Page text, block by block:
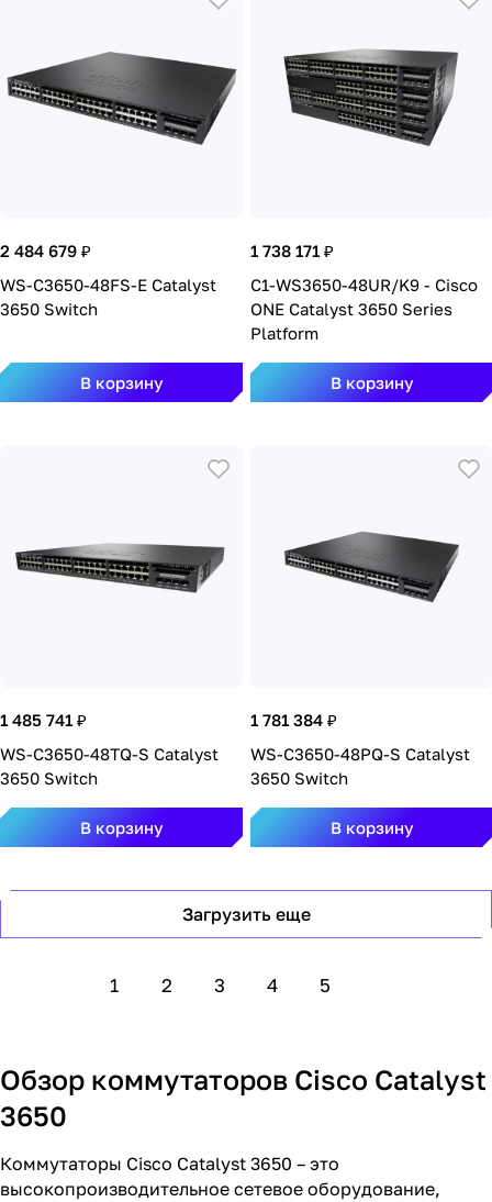
2 484 679 ₽
WS-C3650-48FS-E Catalyst
3650 Switch
В корзину
1 738 171 ₽
C1-WS3650-48UR/K9 - Cisco
ONE Catalyst 3650 Series
Platform
В корзину
1 485 741 ₽
WS-C3650-48TQ-S Catalyst
3650 Switch
В корзину
1 781 384 ₽
WS-C3650-48PQ-S Catalyst
3650 Switch
В корзину
Загрузить еще
1 2 3 4 5
Обзор коммутаторов Cisco Catalyst
3650
Коммутаторы Cisco Catalyst 3650 – это
высокопроизводительное сетевое оборудование,